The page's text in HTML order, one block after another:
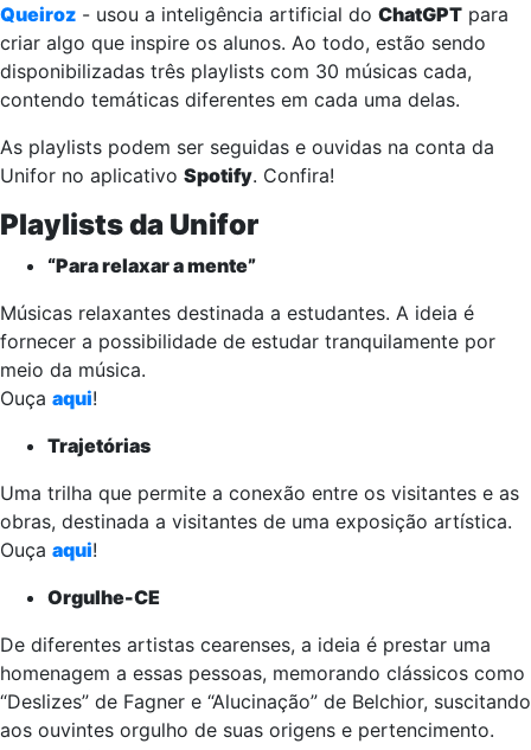
Queiroz - usou a inteligência artificial do ChatGPT para
criar algo que inspire os alunos. Ao todo, estão sendo
disponibilizadas três playlists com 30 músicas cada,
contendo temáticas diferentes em cada uma delas.
As playlists podem ser seguidas e ouvidas na conta da
Unifor no aplicativo Spotify. Confira!
Playlists da Unifor
“Para relaxar a mente”
Músicas relaxantes destinada a estudantes. A ideia é
fornecer a possibilidade de estudar tranquilamente por
meio da música.
Ouça aqui!
Trajetórias
Uma trilha que permite a conexão entre os visitantes e as
obras, destinada a visitantes de uma exposição artística.
Ouça aqui!
Orgulhe-CE
De diferentes artistas cearenses, a ideia é prestar uma
homenagem a essas pessoas, memorando clássicos como
“Deslizes” de Fagner e “Alucinação” de Belchior, suscitando
aos ouvintes orgulho de suas origens e pertencimento.